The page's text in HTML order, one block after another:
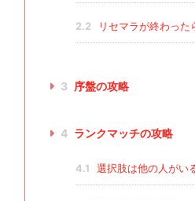
2.2 リセマラが終わった
3 序盤の攻略
4 ランクマッチの攻略
4.1 選択肢は他の人がい